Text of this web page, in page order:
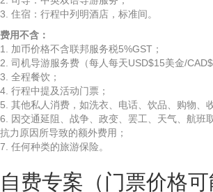
3. 住宿：行程中列明酒店，标准间。
费用不含：
1. 加币价格不含联邦服务税5%GST；
2. 司机导游服务费（每人每天USD$15美金/
3. 全程餐饮；
4. 行程中提及活动门票；
5. 其他私人消费，如洗衣、电话、饮品、购物、
6. 因交通延阻、战争、政变、罢工、天气、航班
抗力原因所导致的额外费用；
7. 任何种类的旅游保险。
自费专案（门票价格可